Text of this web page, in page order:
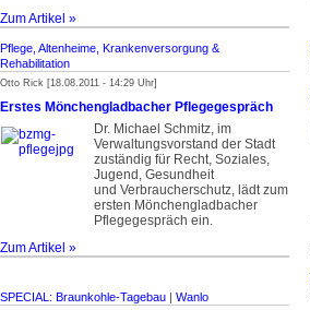
Zum Artikel »
Pflege, Altenheime, Krankenversorgung &
Rehabilitation
Otto Rick [18.08.2011 - 14:29 Uhr]
Erstes Mönchengladbacher Pflegegespräch
Dr. Michael Schmitz, im
Verwaltungsvorstand der Stadt
zuständig für Recht, Soziales,
Jugend, Gesundheit
und Verbraucherschutz, lädt zum
ersten Mönchengladbacher
Pflegegespräch ein.
Zum Artikel »
SPECIAL: Braunkohle-Tagebau | Wanlo